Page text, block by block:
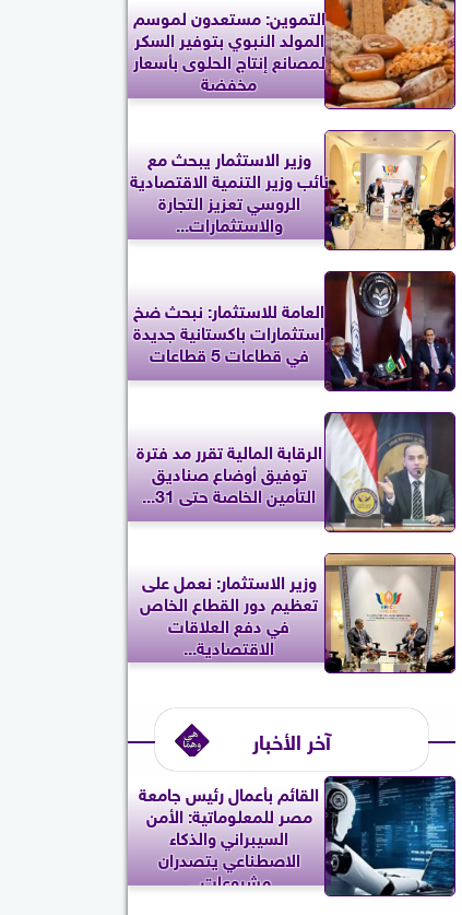
التموين: مستعدون لموسم
المولد النبوي بتوفير السكر
لمصانع إنتاج الحلوى بأسعار
مخفضة
وزير الاستثمار يبحث مع
نائب وزير التنمية الاقتصادية
الروسي تعزيز التجارة
والاستثمارات...
العامة للاستثمار: نبحث ضخ
استثمارات باكستانية جديدة
في قطاعات 5 قطاعات
الرقابة المالية تقرر مد فترة
توفيق أوضاع صناديق
التأمين الخاصة حتى 31...
وزير الاستثمار: نعمل على
تعظيم دور القطاع الخاص
في دفع العلاقات
الاقتصادية...
آخر الأخبار
القائم بأعمال رئيس جامعة
مصر للمعلوماتية: الأمن
السيبراني والذكاء
الاصطناعي يتصدران
مشروعات...